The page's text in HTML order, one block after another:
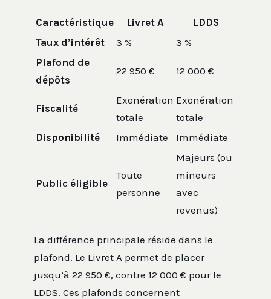
Caractéristique Livret A
LDDS
Taux d’intérêt
3 %
3 %
Plafond de
dépôts
22 950 € 12 000 €
Fiscalité
Exonération
totale
Exonération
totale
Disponibilité
Immédiate Immédiate
Public éligible
Toute
personne
Majeurs (ou
mineurs
avec
revenus)
La différence principale réside dans le
plafond. Le Livret A permet de placer
jusqu’à 22 950 €, contre 12 000 € pour le
LDDS. Ces plafonds concernent